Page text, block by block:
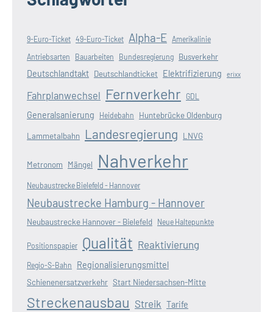
9-Euro-Ticket 49-Euro-Ticket Alpha-E Amerikalinie
Antriebsarten Bauarbeiten Bundesregierung Busverkehr
Deutschlandtakt Deutschlandticket Elektrifizierung erixx
Fahrplanwechsel Fernverkehr GDL
Generalsanierung Heidebahn Huntebrücke Oldenburg
Lammetalbahn Landesregierung LNVG
Metronom Mängel Nahverkehr
Neubaustrecke Bielefeld - Hannover
Neubaustrecke Hamburg - Hannover
Neubaustrecke Hannover - Bielefeld Neue Haltepunkte
Positionspapier Qualität Reaktivierung
Regio-S-Bahn Regionalisierungsmittel
Schienenersatzverkehr Start Niedersachsen-Mitte
Streckenausbau Streik Tarife